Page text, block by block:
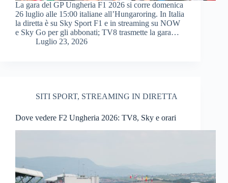
La gara del GP Ungheria F1 2026 si corre domenica
26 luglio alle 15:00 italiane all’Hungaroring. In Italia
la diretta è su Sky Sport F1 e in streaming su NOW
e Sky Go per gli abbonati; TV8 trasmette la gara…
Luglio 23, 2026
SITI SPORT, STREAMING IN DIRETTA
Dove vedere F2 Ungheria 2026: TV8, Sky e orari